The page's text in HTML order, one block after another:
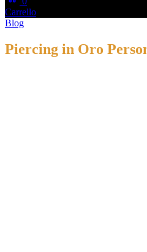
Carrello
Blog
Piercing in Oro